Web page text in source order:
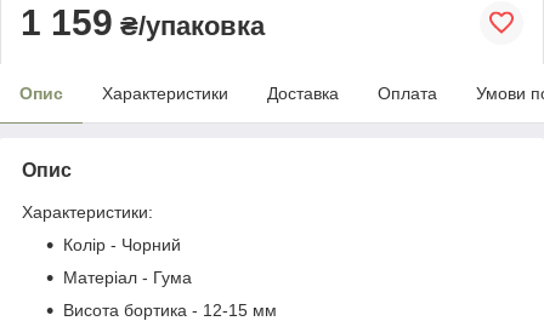
1 159 ₴/упаковка
Опис Характеристики Доставка Оплата Умови
Опис
Характеристики:
Колір - Чорний
Матеріал - Гума
Висота бортика - 12-15 мм